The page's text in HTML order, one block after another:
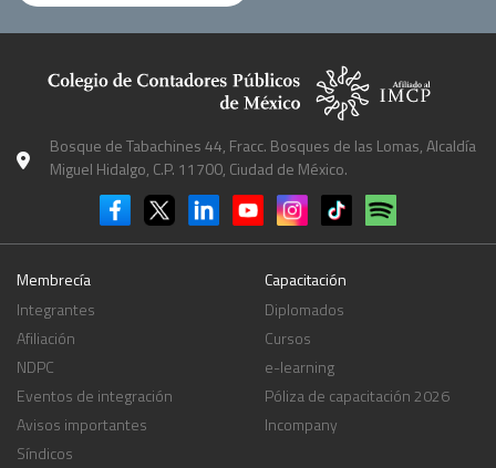
Bosque de Tabachines 44, Fracc. Bosques de las Lomas, Alcaldía
Miguel Hidalgo, C.P. 11700, Ciudad de México.
Membrecía
Integrantes
Afiliación
NDPC
Eventos de integración
Avisos importantes
Síndicos
Capacitación
Diplomados
Cursos
e-learning
Póliza de capacitación 2026
Incompany